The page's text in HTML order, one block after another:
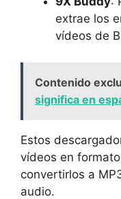
extrae los
vídeos de
Contenido
significa en
Estos
vídeos en
convertirlos a
audio.